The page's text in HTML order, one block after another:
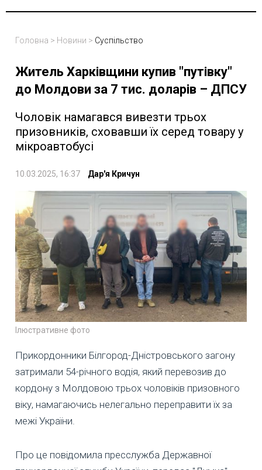
Головна > Новини > Суспільство
Житель Харківщини купив "путівку"
до Молдови за 7 тис. доларів – ДПСУ
Чоловік намагався вивезти трьох
призовників, сховавши їх серед товару у
мікроавтобусі
10.03.2025, 16:37 Дар'я Кричун
Ілюстративне фото
Прикордонники Білгород-Дністровського загону
затримали 54-річного водія, який перевозив до
кордону з Молдовою трьох чоловіків призовного
віку, намагаючись нелегально переправити їх за
межі України.
Про це повідомила пресслужба Державної